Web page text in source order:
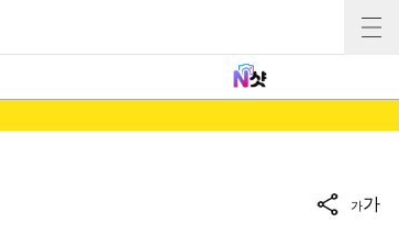
가가